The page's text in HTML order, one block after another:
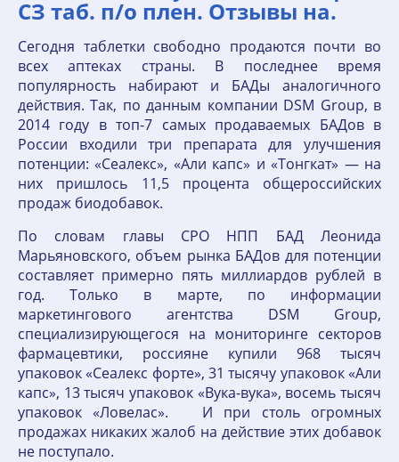
СЗ таб. п/о плен. Отзывы на.
Сегодня таблетки свободно продаются почти во
всех аптеках страны. В последнее время
популярность набирают и БАДы аналогичного
действия. Так, по данным компании DSM Group, в
2014 году в топ-7 самых продаваемых БАДов в
России входили три препарата для улучшения
потенции: «Сеалекс», «Али капс» и «Тонгкат» — на
них пришлось 11,5 процента общероссийских
продаж биодобавок.
По словам главы СРО НПП БАД Леонида
Марьяновского, объем рынка БАДов для потенции
составляет примерно пять миллиардов рублей в
год. Только в марте, по информации
маркетингового агентства DSM Group,
специализирующегося на мониторинге секторов
фармацевтики, россияне купили 968 тысяч
упаковок «Сеалекс форте», 31 тысячу упаковок «Али
капс», 13 тысяч упаковок «Вука-вука», восемь тысяч
упаковок «Ловелас». И при столь огромных
продажах никаких жалоб на действие этих добавок
не поступало.